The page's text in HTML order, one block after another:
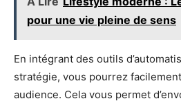
pour une vie pleine de sens
En intégrant des outils
stratégie, vous pourrez
audience. Cela vous permet